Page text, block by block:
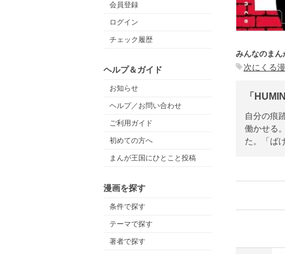
会員登録
ログイン
チェック履歴
ヘルプ＆ガイド
お知らせ
ヘルプ／お問い合わせ
ご利用ガイド
初めての方へ
まんが王国にひとこと投稿
漫画を探す
条件で探す
テーマで探す
著者で探す
みんなのまん
次にくる
「
自分の痕
働かせる
た。「ば